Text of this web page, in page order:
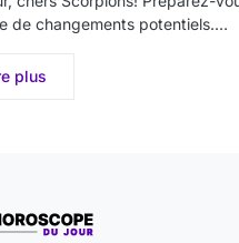
de changements potentiels.…
plus